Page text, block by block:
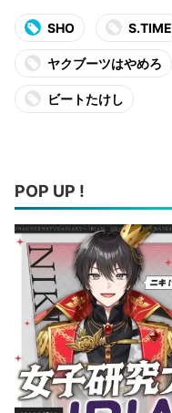
SHO S.TIME
ヤクブーツはやめろ
ビートたけし
POP UP !